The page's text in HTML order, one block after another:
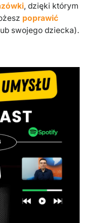
, dzięki którym
poprawić
swojego dziecka).